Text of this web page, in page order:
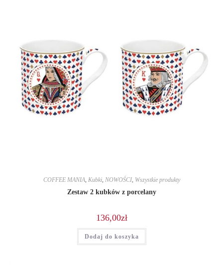
COFFEE MANIA, Kubki, NOWOŚCI, Wszystkie produkty
Zestaw 2 kubków z porcelany
136,00zł
Dodaj do koszyka